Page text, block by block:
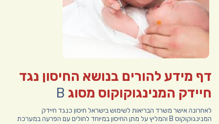
דף מידע להורים בנושא החיסון נגד
חיידק המנינגוקוקוס מסוג B
לאחרונה אישר משרד הבריאות לשימוש בישראל חיסון כנגד חיידק
המנינגוקוקוס B והמליץ על מתן החיסון במיוחד לחולים עם הפרעה במערכת